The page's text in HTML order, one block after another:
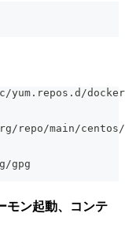
yum.repos.d/
repo/main/
gpg
モン起動、コンテ